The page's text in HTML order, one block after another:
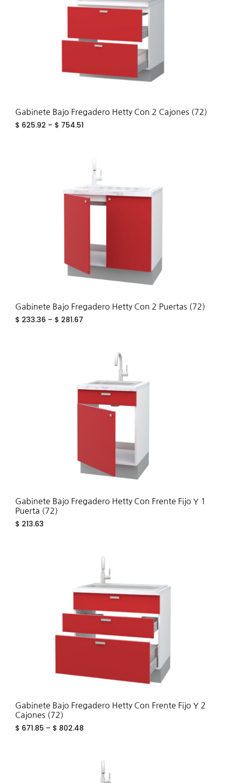
Gabinete Bajo Fregadero Hetty Con 2 Cajones (72)
$ 625.92 – $ 754.51
Gabinete Bajo Fregadero Hetty Con 2 Puertas (72)
$ 233.36 – $ 281.67
Gabinete Bajo Fregadero Hetty Con Frente Fijo Y 1
Puerta (72)
$ 213.63
Gabinete Bajo Fregadero Hetty Con Frente Fijo Y 2
Cajones (72)
$ 671.85 – $ 802.48